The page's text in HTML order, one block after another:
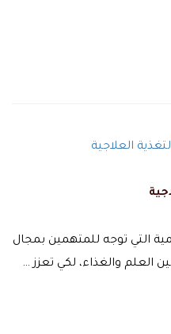
التي توجه للمتهمين بمجال
العلم والغذاء، لكي تعزز …